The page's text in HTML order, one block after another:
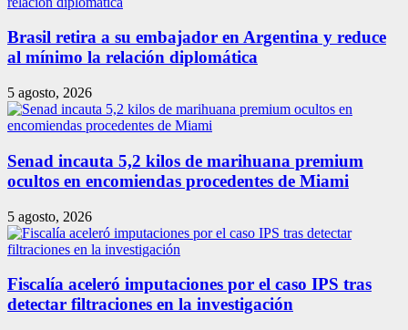
Brasil retira a su embajador en Argentina y reduce
al mínimo la relación diplomática
5 agosto, 2026
Senad incauta 5,2 kilos de marihuana premium
ocultos en encomiendas procedentes de Miami
5 agosto, 2026
Fiscalía aceleró imputaciones por el caso IPS tras
detectar filtraciones en la investigación